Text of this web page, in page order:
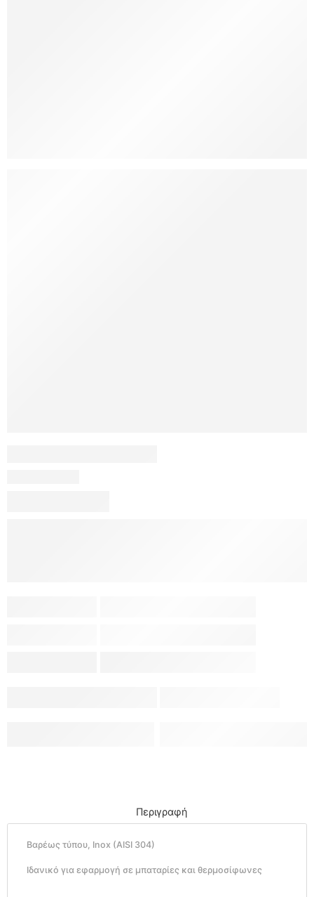
Περιγραφή
Βαρέως τύπου, Inox (AISI 304)
Ιδανικό για εφαρμογή σε μπαταρίες και θερμοσίφωνες